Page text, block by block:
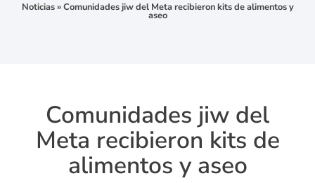
Noticias»Comunidades jiw del Meta recibieron kits de alimentos y
aseo
Comunidades jiw del
Meta recibieron kits de
alimentos y aseo